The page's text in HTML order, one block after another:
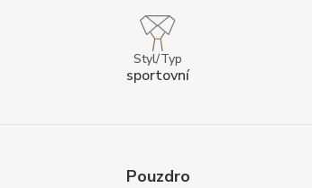
Styl/Typ
sportovní
Pouzdro